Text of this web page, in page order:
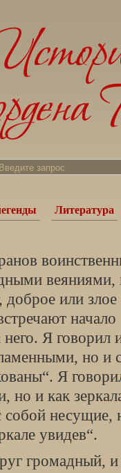
Литература
веяниями,
или злое
Я говорил
но и
Я
и как
несущие,
увидев“.
громадный,